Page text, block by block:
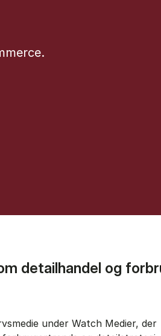
detailhandel og
under Watch Medier, der